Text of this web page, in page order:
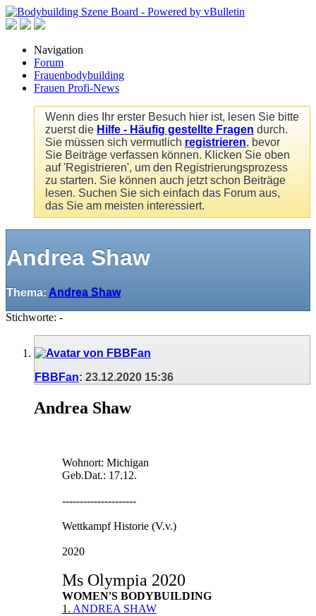
Navigation
Forum
Frauenbodybuilding
Frauen Profi-News
Wenn dies Ihr erster Besuch hier ist, lesen Sie bitte
zuerst die Hilfe - Häufig gestellte Fragen durch.
Sie müssen sich vermutlich registrieren, bevor
Sie Beiträge verfassen können. Klicken Sie oben
auf 'Registrieren', um den Registrierungsprozess
zu starten. Sie können auch jetzt schon Beiträge
lesen. Suchen Sie sich einfach das Forum aus,
das Sie am meisten interessiert.
Andrea Shaw
Thema: Andrea Shaw
Stichworte: -
FBBFan: 23.12.2020 15:36
Andrea Shaw
Wohnort: Michigan
Geb.Dat.: 17.12.
---------------------
Wettkampf Historie (V.v.)
2020
Ms Olympia 2020
WOMEN'S BODYBUILDING
1. ANDREA SHAW